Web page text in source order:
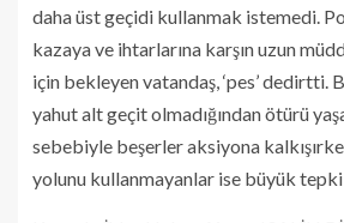
daha üst geçidi kullanmak istemedi.
kazaya ve ihtarlarına karşın uzun
için bekleyen vatandaş, ‘pes’ dedirtti.
yahut alt geçit olmadığından ötürü
sebebiyle beşerler aksiyona
yolunu kullanmayanlar ise büyük